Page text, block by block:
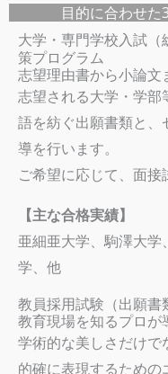
目的に合わせ
大学・専門学校入試
策プログラム
志望理由書から小論文
志望される大学・学部
語を紡ぐ出願書類と、
導を行います。
ご希望に応じて、面接
【主な合格実績】
亜細亜大学、駒澤大
学、他
教員採用試験（出願書
教育現場を知るプロが
学術的な美しさだけで
的確に表現するため